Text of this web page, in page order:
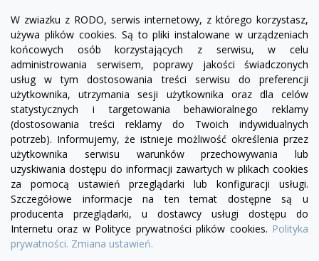
FacebookYouTubePinterest
W zwiazku z RODO, serwis internetowy, z którego korzystasz,
używa plików cookies. Są to pliki instalowane w urządzeniach
końcowych osób korzystających z serwisu, w celu
administrowania serwisem, poprawy jakości świadczonych
usług w tym dostosowania treści serwisu do preferencji
użytkownika, utrzymania sesji użytkownika oraz dla celów
statystycznych i targetowania behawioralnego reklamy
(dostosowania treści reklamy do Twoich indywidualnych
potrzeb). Informujemy, że istnieje możliwość określenia przez
użytkownika serwisu warunków przechowywania lub
uzyskiwania dostępu do informacji zawartych w plikach cookies
za pomocą ustawień przeglądarki lub konfiguracji usługi.
Szczegółowe informacje na ten temat dostępne są u
producenta przeglądarki, u dostawcy usługi dostępu do
Internetu oraz w Polityce prywatności plików cookies. Polityka
prywatności. Zmiana ustawień.
PRODUKTY

INFORMACJE
